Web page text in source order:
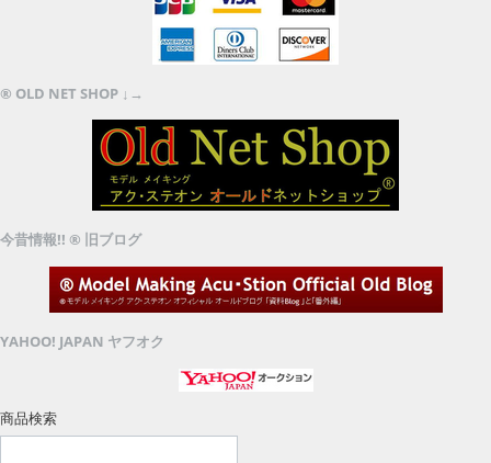
® OLD NET SHOP ↓→
今昔情報!! ® 旧ブログ
YAHOO! JAPAN ヤフオク
商品検索